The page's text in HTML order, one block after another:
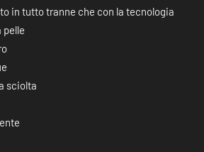
in tutto tranne che con la tecnologia
pelle
sciolta